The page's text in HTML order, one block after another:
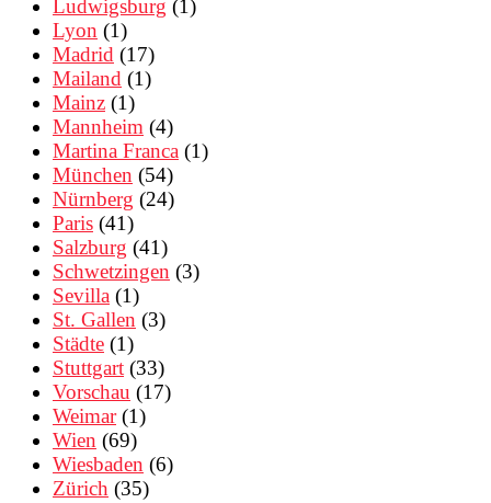
Ludwigsburg (1)
Lyon (1)
Madrid (17)
Mailand (1)
Mainz (1)
Mannheim (4)
Martina Franca (1)
München (54)
Nürnberg (24)
Paris (41)
Salzburg (41)
Schwetzingen (3)
Sevilla (1)
St. Gallen (3)
Städte (1)
Stuttgart (33)
Vorschau (17)
Weimar(1)
Wien (69)
Wiesbaden (6)
Zürich (35)